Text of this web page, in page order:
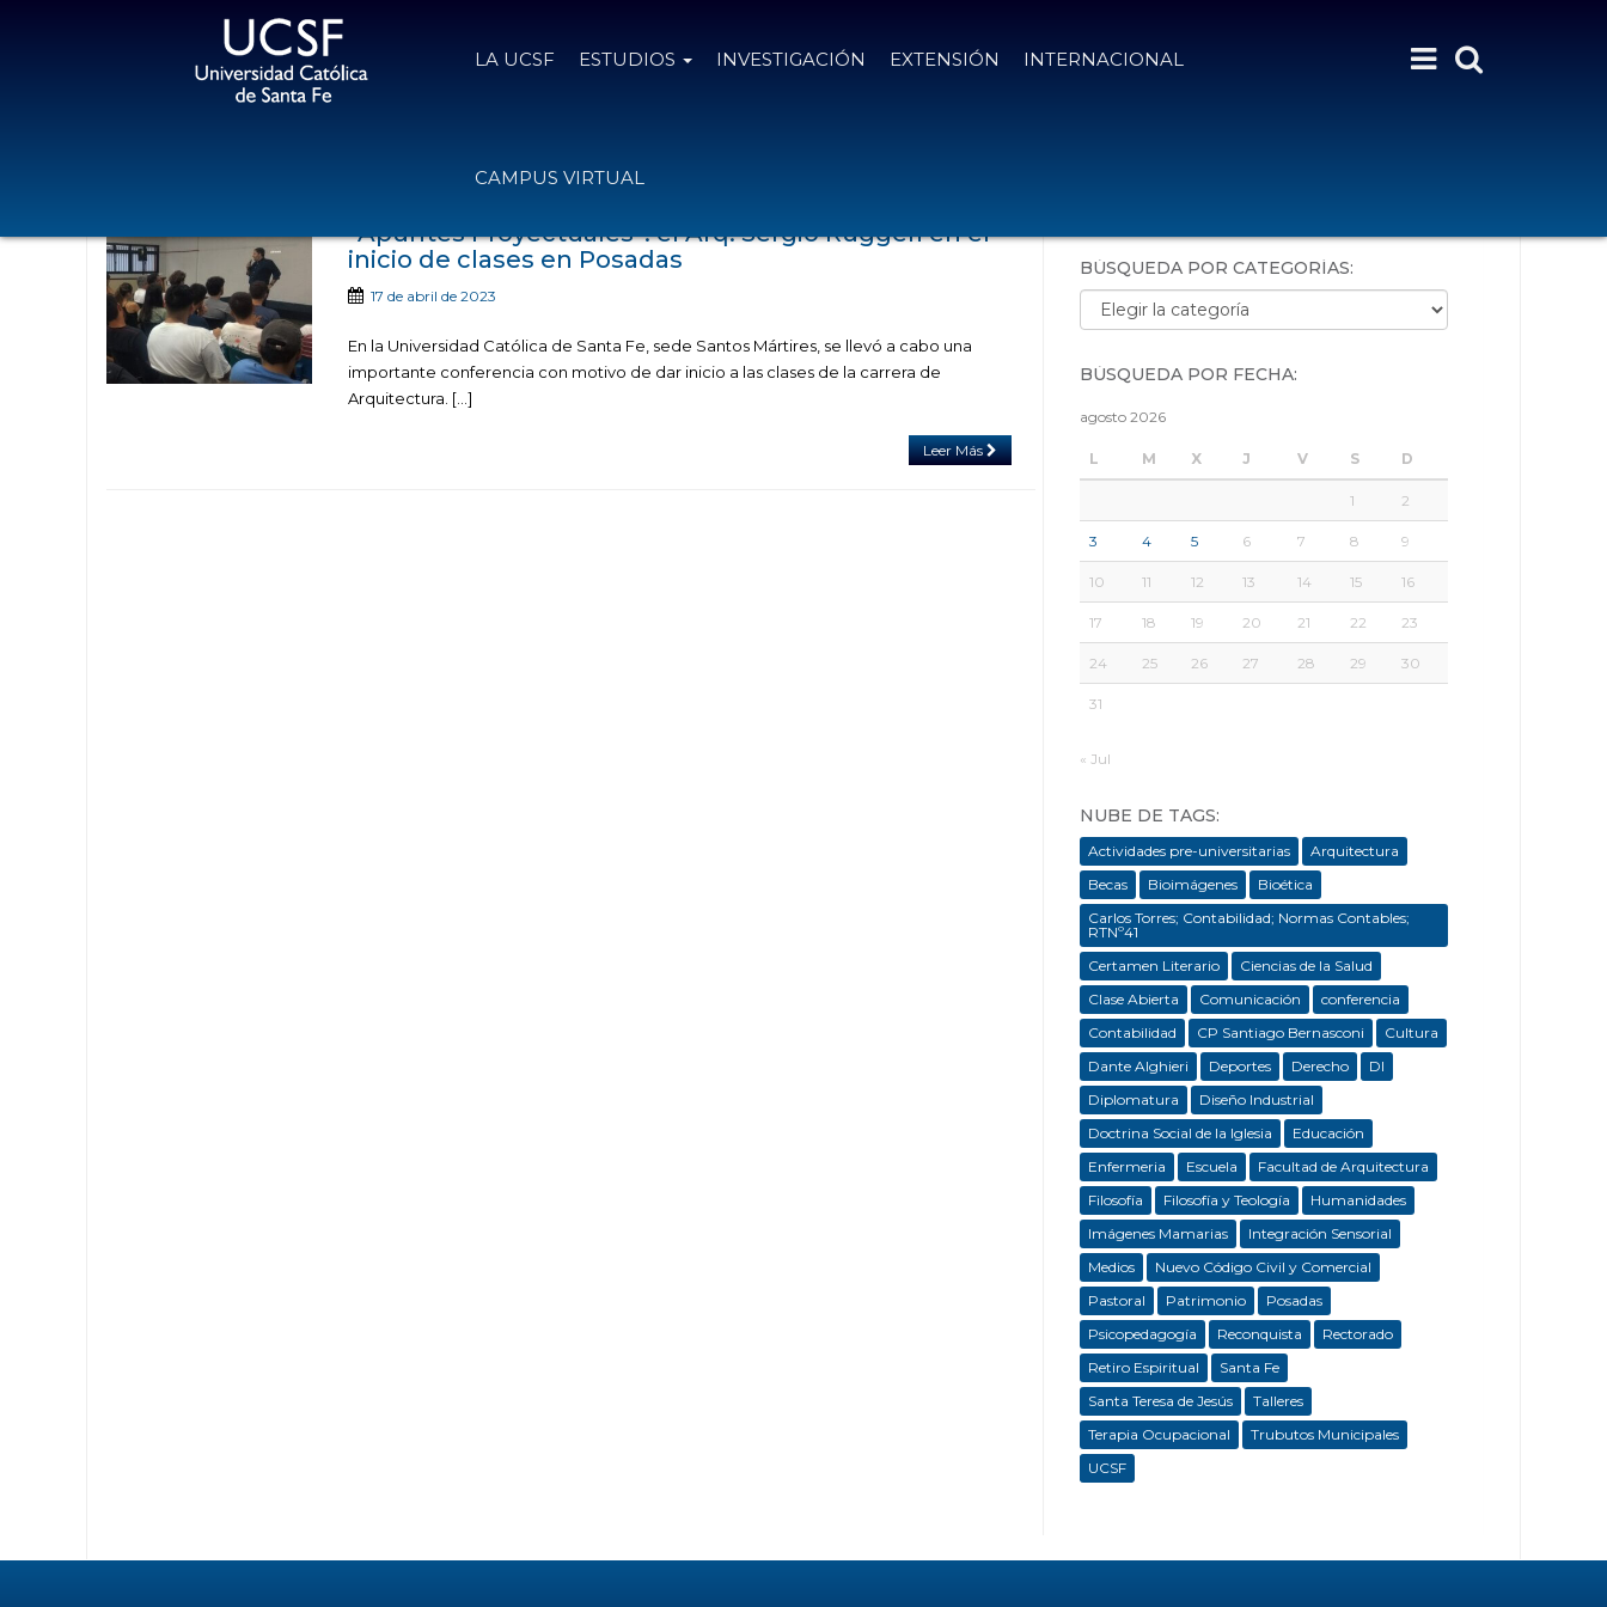
LA UCSF ESTUDIOS INVESTIGACIÓN EXTENSIÓN INTERNACIONAL
CAMPUS VIRTUAL
“Apuntes Proyectuales”: el Arq. Sergio Ruggeri en el
inicio de clases en Posadas
17 de abril de 2023
En la Universidad Católica de Santa Fe, sede Santos Mártires, se llevó a cabo una
importante conferencia con motivo de dar inicio a las clases de la carrera de
Arquitectura. […]
Leer Más
BÚSQUEDA POR CATEGORÍAS:
Búsqueda por categorías:
BÚSQUEDA POR FECHA:
agosto 2026
L M X J V S D
1 2
3 4 5 6 7 8 9
10 11 12 13 14 15 16
17 18 19 20 21 22 23
24 25 26 27 28 29 30
31
« Jul
NUBE DE TAGS:
Actividades pre-universitarias
Arquitectura
Becas
Bioimágenes
Bioética
Carlos Torres; Contabilidad; Normas Contables;
RTNº41
Certamen Literario
Ciencias de la Salud
Clase Abierta
Comunicación
conferencia
Contabilidad
CP Santiago Bernasconi
Cultura
Dante Alghieri
Deportes Derecho
DI
Diplomatura
Diseño Industrial
Doctrina Social de la Iglesia
Educación
Enfermeria
Escuela
Facultad de Arquitectura
Filosofía
Filosofía y Teología
Humanidades
Imágenes Mamarias
Integración Sensorial
Medios
Nuevo Código Civil y Comercial
Pastoral
Patrimonio
Posadas
Psicopedagogía
Reconquista
Rectorado
Retiro Espiritual
Santa Fe
Santa Teresa de Jesús
Talleres
Terapia Ocupacional
Trubutos Municipales
UCSF